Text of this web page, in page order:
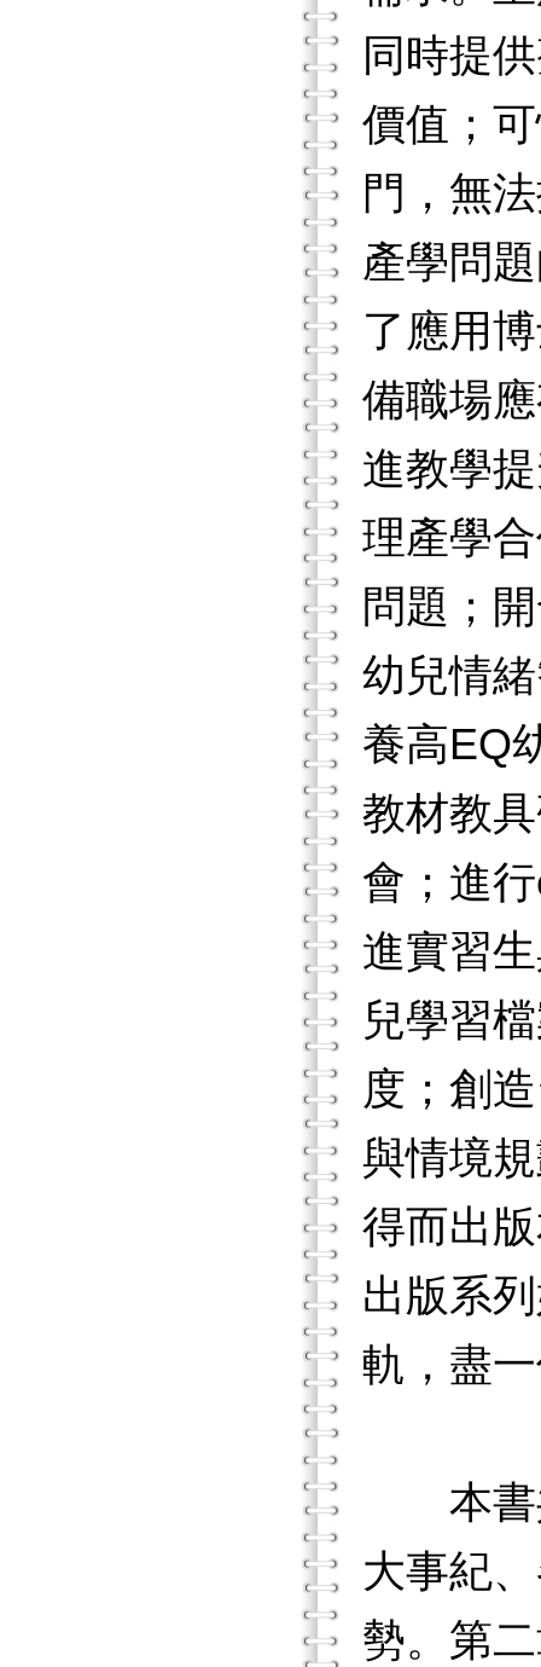
同時提
價值；
門，無
產學問
了應用
備職場
進教學
理產學
問題；
幼兒情
養高EQ
教材教
會；進
進實習
兒學習
度；創
與情境
得而出
出版系
軌，盡
本書共
大事紀
勢。第